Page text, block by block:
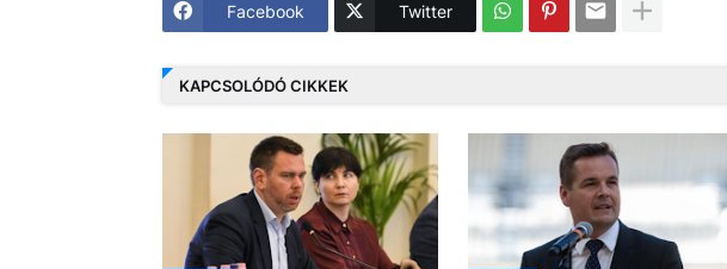
Facebook Twitter
KAPCSOLÓDÓ CIKKEK